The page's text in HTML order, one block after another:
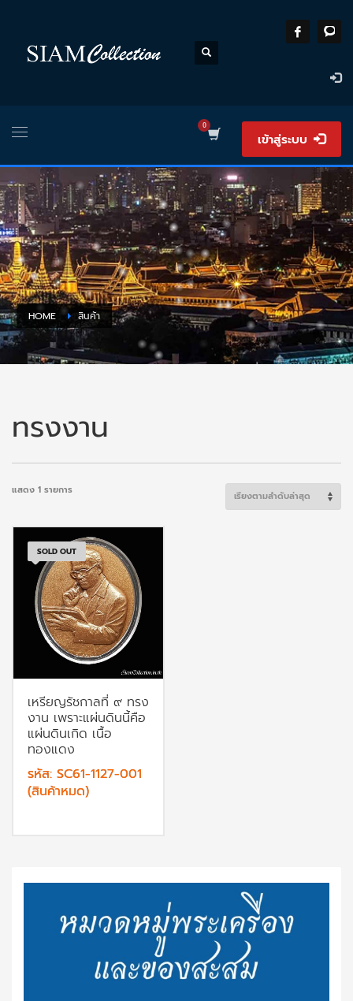
เข้าสู่ระบบ
HOME สินค้า
ทรงงาน
แสดง 1 รายการ
SOLD OUT
เหรียญรัชกาลที่ ๙ ทรง
งาน เพราะแผ่นดินนี้คือ
แผ่นดินเกิด เนื้อ
ทองแดง
รหัส: SC61-1127-001
(สินค้าหมด)